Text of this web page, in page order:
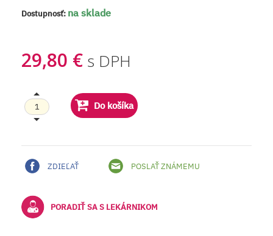
Dostupnosť: na sklade
29,80 € s DPH
Do košíka
ZDIEĽAŤ POSLAŤ ZNÁMEMU
PORADIŤ SA S LEKÁRNIKOM